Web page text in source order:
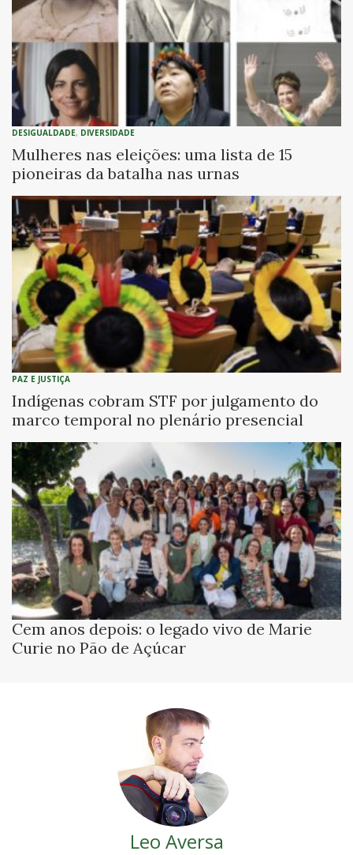
DESIGUALDADE, DIVERSIDADE
Mulheres nas eleições: uma lista de 15
pioneiras da batalha nas urnas
PAZ E JUSTIÇA
Indígenas cobram STF por julgamento do
marco temporal no plenário presencial
Cem anos depois: o legado vivo de Marie
Curie no Pão de Açúcar
Leo Aversa